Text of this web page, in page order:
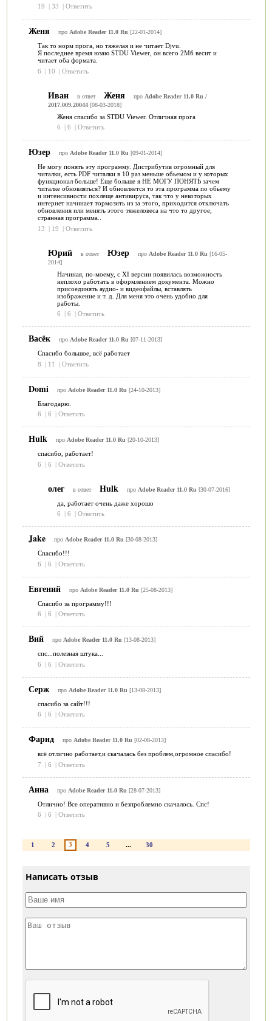
19
| 33 | Ответить
Женя про Adobe Reader 11.0 Ru [22-01-2014]
Так то норм прога, но тяжелая и не читает Djvu.
Я последнее время юзаю STDU Viewer, он всего 2Мб весит и
читает оба формата.
6
| 10 | Ответить
Иван в ответ Женя про Adobe Reader 11.0 Ru /
2017.009.20044[08-03-2018]
Женя спасибо за STDU Viewer. Отличная прога
6
| 6 | Ответить
Юзер про Adobe Reader 11.0 Ru [09-01-2014]
Не могу понять эту программу. Дистрибутив огромный для
читалки, есть PDF читалки в 10 раз меньше обьемом и у которых
функционал больше! Еще больше я НЕ МОГУ ПОНЯТЬ зачем
читалке обновляться? И обновляется то эта программа по обьему
и интенсивности похлеще антивируса, так что у некоторых
интернет начинает тормозить из за этого, приходится отключать
обновления или менять этого тяжеловеса на что то другое,
странная программа..
13
| 19 | Ответить
Юрий в ответ Юзер про Adobe Reader 11.0 Ru [16-05-
2014]
Начиная, по-моему, с XI версии появилась возможность
неплохо работать в оформлением документа. Можно
присоединять аудио- и видеофайлы, вставлять
изображение и т. д. Для меня это очень удобно для
работы.
6
| 6 | Ответить
Васёк про Adobe Reader 11.0 Ru [07-11-2013]
Спасибо большое, всё работает
8
| 11 | Ответить
Domi про Adobe Reader 11.0 Ru [24-10-2013]
Благодарю.
6
| 6 | Ответить
Hulk про Adobe Reader 11.0 Ru [20-10-2013]
спасибо, работает!
6
| 6 | Ответить
олег в ответ Hulk про Adobe Reader 11.0 Ru [30-07-2016]
да, работает очень даже хорошо
6
| 6 | Ответить
Jake про Adobe Reader 11.0 Ru [30-08-2013]
Спасибо!!!
6
| 6 | Ответить
Евгений про Adobe Reader 11.0 Ru [25-08-2013]
Спасибо за программу!!!
6
| 6 | Ответить
Вий про Adobe Reader 11.0 Ru [13-08-2013]
спс...полезная штука...
6
| 6 | Ответить
Серж про Adobe Reader 11.0 Ru [13-08-2013]
спасибо за сайт!!!
6
| 6 | Ответить
Фарид про Adobe Reader 11.0 Ru [02-08-2013]
всё отлично работает,и скачалась без проблем,огромное спасибо!
7
| 6 | Ответить
Анна про Adobe Reader 11.0 Ru [28-07-2013]
Отлично! Все оперативно и безпроблемно скачалось. Спс!
6
| 6 | Ответить
1 2 3 4 5 ... 30
Написать отзыв